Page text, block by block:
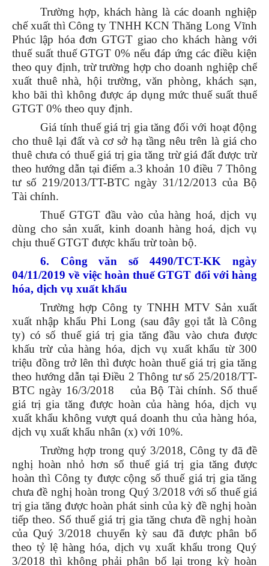
Trường hợp, khách hàng là các doanh nghiệp
chế xuất thì Công ty TNHH KCN Thăng Long Vĩnh
Phúc lập hóa đơn GTGT giao cho khách hàng với
thuế suất thuế GTGT 0% nếu đáp ứng các điều kiện
theo quy định, trừ trường hợp cho doanh nghiệp chế
xuất thuê nhà, hội trường, văn phòng, khách sạn,
kho bãi thì không được áp dụng mức thuế suất thuế
GTGT 0% theo quy định.
Giá tính thuế giá trị gia tăng đối với hoạt động
cho thuê lại đất và cơ sở hạ tầng nêu trên là giá cho
thuê chưa có thuế giá trị gia tăng trừ giá đất được trừ
theo hướng dẫn tại điểm a.3 khoản 10 điều 7 Thông
tư số 219/2013/TT-BTC ngày 31/12/2013 của Bộ
Tài chính.
Thuế GTGT đầu vào của hàng hoá, dịch vụ
dùng cho sản xuất, kinh doanh hàng hoá, dịch vụ
chịu thuế GTGT được khấu trừ toàn bộ.
6. Công văn số 4490/TCT-KK ngày
04/11/2019 về việc hoàn thuế GTGT đối với hàng
hóa, dịch vụ xuất khẩu
Trường hợp Công ty TNHH MTV Sản xuất
xuất nhập khẩu Phi Long (sau đây gọi tắt là Công
ty) có số thuế giá trị gia tăng đầu vào chưa được
khấu trừ của hàng hóa, dịch vụ xuất khẩu từ 300
triệu đồng trở lên thì được hoàn thuế giá trị gia tăng
theo hướng dẫn tại Điều 2 Thông tư số 25/2018/TT-
BTC ngày 16/3/2018 của Bộ Tài chính. Số thuế
giá trị gia tăng được hoàn của hàng hóa, dịch vụ
xuất khẩu không vượt quá doanh thu của hàng hóa,
dịch vụ xuất khẩu nhân (x) với 10%.
Trường hợp trong quý 3/2018, Công ty đã đề
nghị hoàn nhỏ hơn số thuế giá trị gia tăng được
hoàn thì Công ty được cộng số thuế giá trị gia tăng
chưa đề nghị hoàn trong Quý 3/2018 với số thuế giá
trị gia tăng được hoàn phát sinh của kỳ đề nghị hoàn
tiếp theo. Số thuế giá trị gia tăng chưa đề nghị hoàn
của Quý 3/2018 chuyển kỳ sau đã được phân bổ
theo tỷ lệ hàng hóa, dịch vụ xuất khẩu trong Quý
3/2018 thì không phải phân bổ lại trong kỳ hoàn